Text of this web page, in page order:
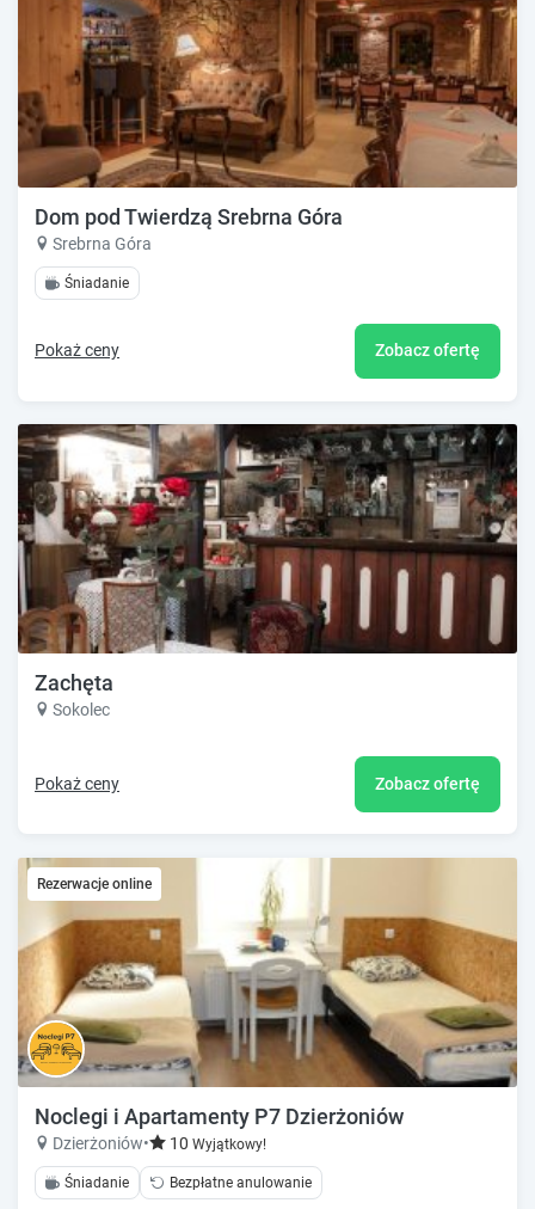
Dom pod Twierdzą Srebrna Góra
Srebrna Góra
Śniadanie
Pokaż ceny Zobacz ofertę
Zachęta
Sokolec
Pokaż ceny Zobacz ofertę
Rezerwacje online
Noclegi i Apartamenty P7 Dzierżoniów
Dzierżoniów• 10 Wyjątkowy!
Śniadanie Bezpłatne anulowanie